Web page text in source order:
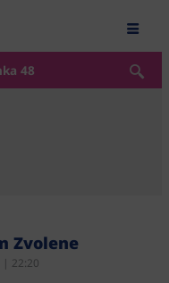
48
Zvolene
22:20